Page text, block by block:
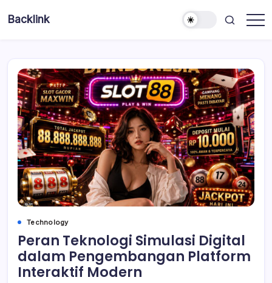
Backlink
Technology
Peran Teknologi Simulasi Digital
dalam Pengembangan Platform
Interaktif Modern